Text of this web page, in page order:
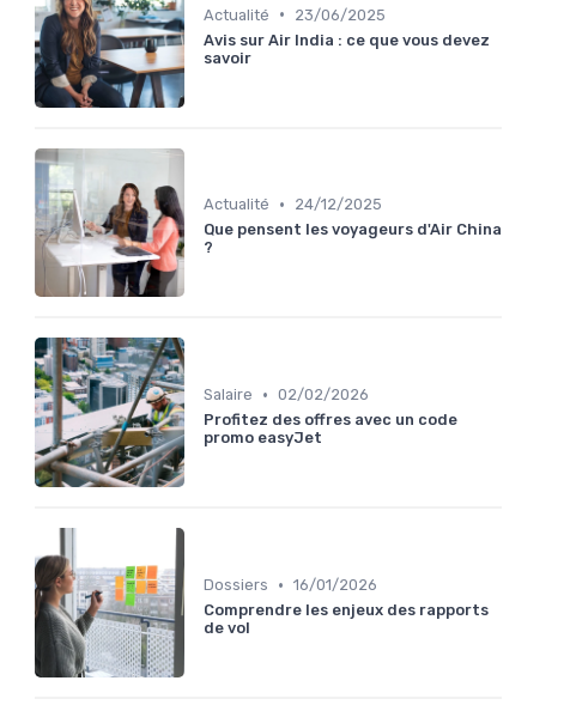
Actualité •
23/06/2025
Avis sur Air India : ce que vous devez
savoir
Actualité •
24/12/2025
Que pensent les voyageurs d'Air China
?
Salaire • 02/02/2026
Profitez des offres avec un code
promo easyJet
Dossiers • 16/01/2026
Comprendre les enjeux des rapports
de vol